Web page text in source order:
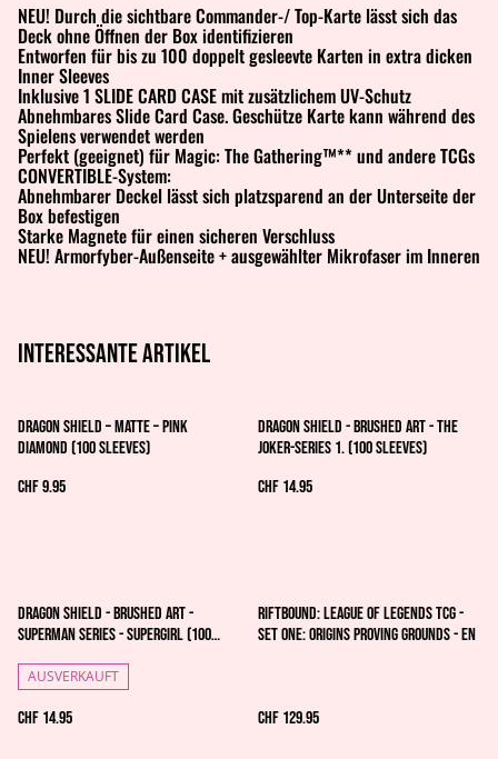
NEU! Durch die sichtbare Commander-/ Top-Karte lässt sich das
Deck ohne Öffnen der Box identifizieren
Entworfen für bis zu 100 doppelt gesleevte Karten in extra dicken
Inner Sleeves
Inklusive 1 SLIDE CARD CASE mit zusätzlichem UV-Schutz
Abnehmbares Slide Card Case. Geschütze Karte kann während des
Spielens verwendet werden
Perfekt (geeignet) für Magic: The Gathering™** und andere TCGs
CONVERTIBLE-System:
Abnehmbarer Deckel lässt sich platzsparend an der Unterseite der
Box befestigen
Starke Magnete für einen sicheren Verschluss
NEU! Armorfyber-Außenseite + ausgewählter Mikrofaser im Inneren
Interessante artikel
Dragon Shield – Matte – Pink
Diamond (100 Sleeves)
CHF 9.95
Dragon Shield - Brushed Art - The
Joker-Series 1. (100 Sleeves)
CHF 14.95
Dragon Shield - Brushed Art -
Superman Series - Supergirl (100
AUSVERKAUFT
CHF 14.95
Riftbound: League of Legends TCG -
Set One: Origins Proving Grounds - EN
CHF 129.95